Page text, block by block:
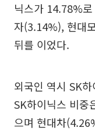
닉스가 14.78%
자(3.14%), 현대
뒤를 이었다.
외국인 역시 SK
SK하이닉스 비
으며 현대차